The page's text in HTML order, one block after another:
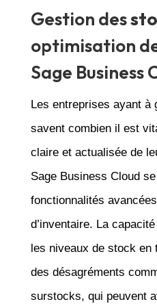
Gestion des
optimisation
Sage Business
Les entreprises ayant à
savent combien il est
claire et actualisée de
Sage Business Cloud
fonctionnalités
d’inventaire. La
les niveaux de stock en
des désagréments
surstocks, qui peuvent